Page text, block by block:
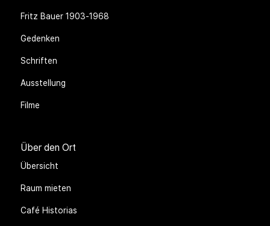
Fritz Bauer 1903-1968
Gedenken
Schriften
Ausstellung
Filme
Über den Ort
Übersicht
Raum mieten
Café Historias